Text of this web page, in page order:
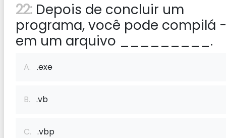
22: Depois de concluir um
programa, você pode compilá
em um arquivo _________.
A. .exe
B. .vb
C. .vbp